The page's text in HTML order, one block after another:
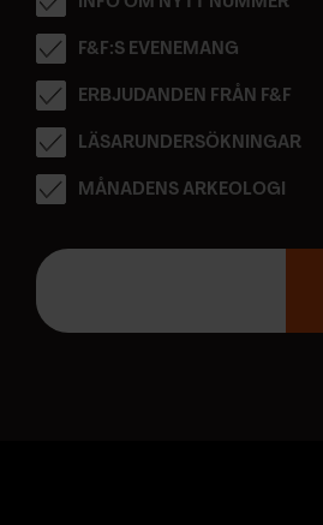
F&F:S EVENEMANG
ERBJUDANDEN FRÅN F&F
LÄSARUNDERSÖKNINGAR
MÅNADENS ARKEOLOGI
E
p